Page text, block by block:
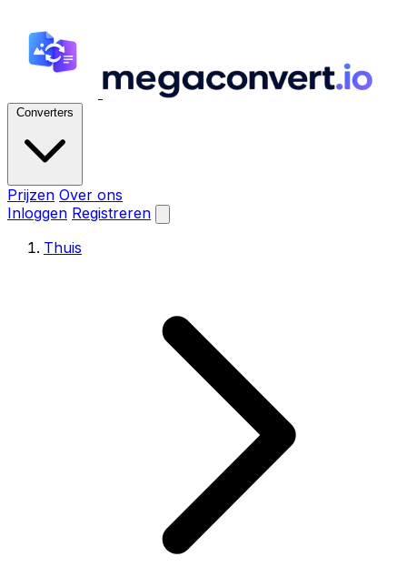
Converters
Prijzen Over ons
Inloggen Registreren
Thuis